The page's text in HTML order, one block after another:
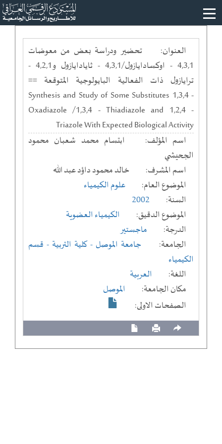
العنوان:
تحضير ودراسة بعض من معوضات
4,3,1 - اوكسادايازول/4,3,1 - ثايادايازول و4,2,1 -
ترايازول ذات الفعالية البايولوجية المتوقعة ==
Synthesis and Study of Some Substitutes 1,3,4 -
Oxadiazole /1,3,4 - Thiadiazole and 1,2,4 -
Triazole With Expected Biological Activity
اسم المؤلف:
ابتسام محمد شعبان محمود
الجحيشي
اسم المشرف:
خالد محمود داؤد عبد الله
الموضوع العام:
علوم الكيمياء
السنة:
2002
الموضوع الدقيق:
الكيمياء العضوية
الدرجة:
ماجستير
الجامعة:
جامعة الموصل - كلية التربية - قسم
الكيمياء
اللغة:
العربية
مكان الجامعة:
الموصل
الصفحات الاولى: